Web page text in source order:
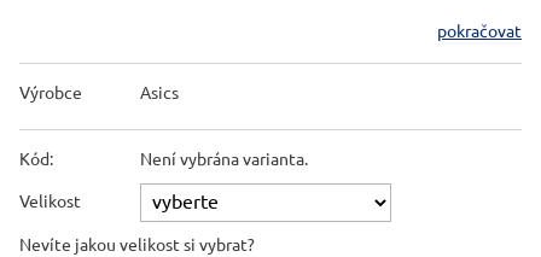
pokračovat
Výrobce Asics
Kód: Není vybrána varianta.
Velikost
Nevíte jakou velikost si vybrat?